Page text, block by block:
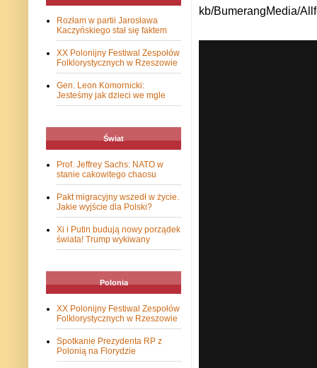
kb/BumerangMedia/
Rozłam w partii Jarosława
Kaczyńskiego stał się faktem
XX Polonijny Festiwal Zespołów
Folklorystycznych w Rzeszowie
Gen. Leon Komornicki:
Jesteśmy jak dzieci we mgle
Świat
Prof. Jeffrey Sachs: NATO w
stanie cakowitego chaosu
Pakt migracyjny wszedł w życie.
Jakie wyjście dla Polski?
Xi i Putin budują nowy porządek
świata! Trump wykiwany
Polonia
XX Polonijny Festiwal Zespołów
Folklorystycznych w Rzeszowie
Spotkanie Prezydenta RP z
Polonią na Florydzie